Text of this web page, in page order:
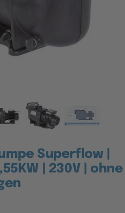
Superflow |
| 230V | ohne